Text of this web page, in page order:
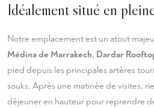
Idéalement situé en
Notre emplacement est un atout
Médina de Marrakech, Dardar
pied depuis les principales artères
souks. Après une matinée de visites,
déjeuner en hauteur pour reprendre